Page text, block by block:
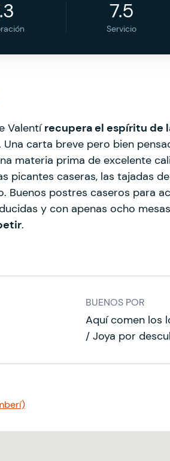
7.5
Servicio
Valentírecupera el espíritu de
carta breve pero bien
materia prima de excelente
picantes caseras, las tajadas
Buenos postres caseros para
y con apenas ocho
.
BUENOS POR
Aquí comen los
/ Joya por